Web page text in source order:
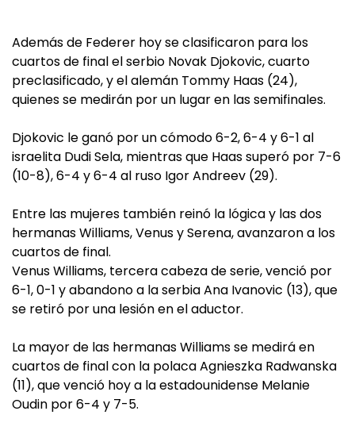
Además de Federer hoy se clasificaron para los
cuartos de final el serbio Novak Djokovic, cuarto
preclasificado, y el alemán Tommy Haas (24),
quienes se medirán por un lugar en las semifinales.
Djokovic le ganó por un cómodo 6-2, 6-4 y 6-1 al
israelita Dudi Sela, mientras que Haas superó por 7-6
(10-8), 6-4 y 6-4 al ruso Igor Andreev (29).
Entre las mujeres también reinó la lógica y las dos
hermanas Williams, Venus y Serena, avanzaron a los
cuartos de final.
Venus Williams, tercera cabeza de serie, venció por
6-1, 0-1 y abandono a la serbia Ana Ivanovic (13), que
se retiró por una lesión en el aductor.
La mayor de las hermanas Williams se medirá en
cuartos de final con la polaca Agnieszka Radwanska
(11), que venció hoy a la estadounidense Melanie
Oudin por 6-4 y 7-5.